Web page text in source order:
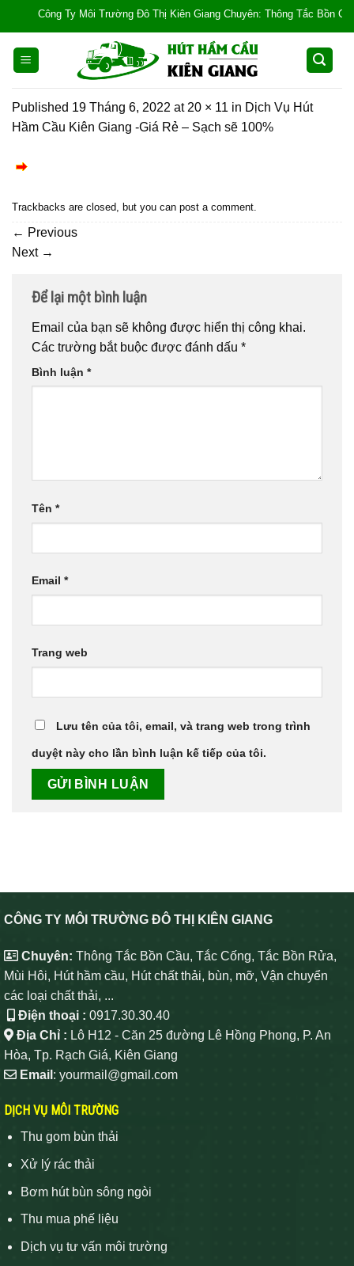
content
Công Ty Môi Trường Đô Thị Kiên Giang Chuyên: Thông Tắc Bồn
Published 19 Tháng 6, 2022 at 20 × 11 in Dịch Vụ Hút
Hầm Cầu Kiên Giang -Giá Rẻ – Sạch sẽ 100%
Trackbacks are closed, but you can post a comment.
← Previous
Next →
Để lại một bình luận
Email của bạn sẽ không được hiển thị công khai.
Các trường bắt buộc được đánh dấu *
Bình luận *
Tên *
Email *
Trang web
Lưu tên của tôi, email, và trang web trong trình
duyệt này cho lần bình luận kế tiếp của tôi.
CÔNG TY MÔI TRƯỜNG ĐÔ THỊ KIÊN GIANG
Chuyên: Thông Tắc Bồn Cầu, Tắc Cống, Tắc Bồn Rửa,
Mùi Hôi, Hút hầm cầu, Hút chất thải, bùn, mỡ, Vận chuyển
các loại chất thải, ...
Điện thoại : 0917.30.30.40
Địa Chỉ : Lô H12 - Căn 25 đường Lê Hồng Phong, P. An
Hòa, Tp. Rạch Giá, Kiên Giang
Email : yourmail@gmail.com
DỊCH VỤ MÔI TRƯỜNG
Thu gom bùn thải
Xử lý rác thải
Bơm hút bùn sông ngòi
Thu mua phế liệu
Dịch vụ tư vấn môi trường